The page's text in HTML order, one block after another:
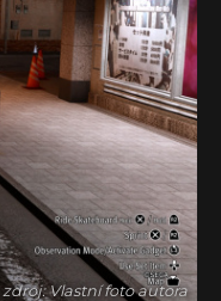
zdroj: Vlastní foto autora